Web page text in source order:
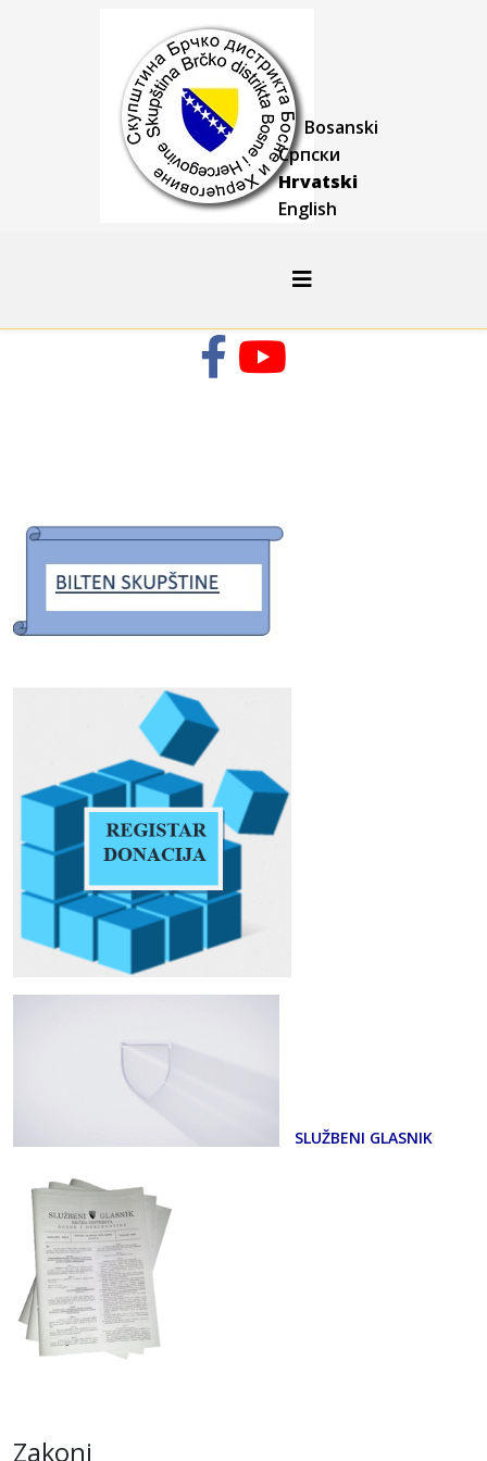
Bosanski
Српски
Hrvatski
English
SLUŽBENI GLASNIK
Zakoni